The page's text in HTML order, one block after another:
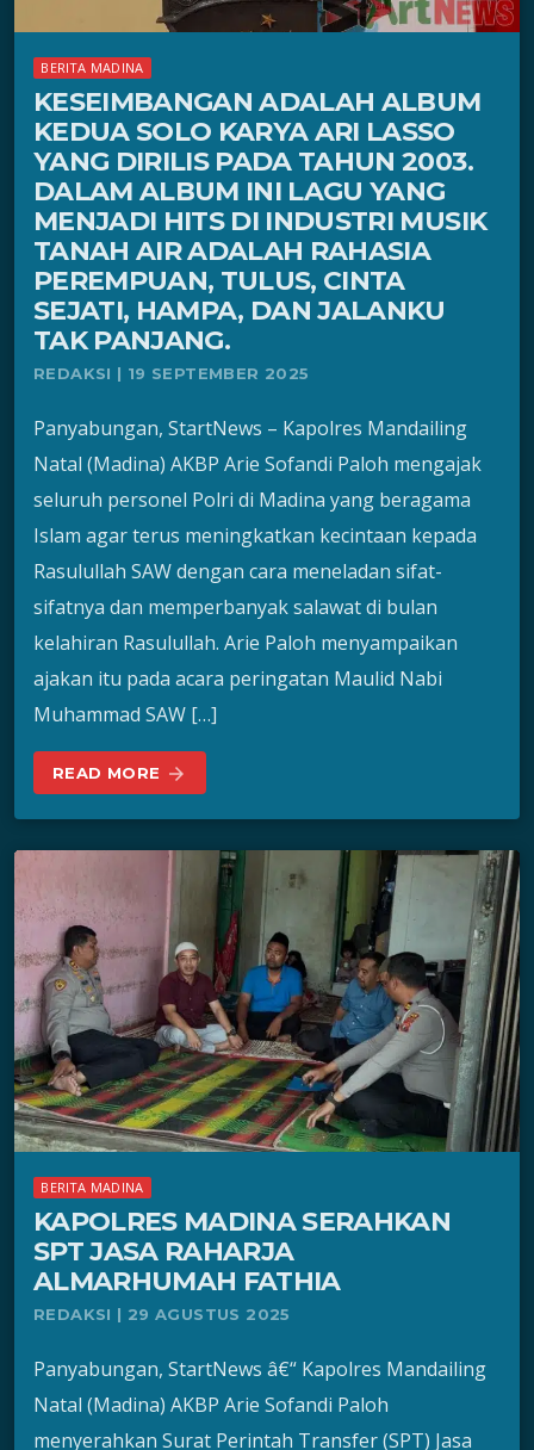
BERITA MADINA
KESEIMBANGAN ADALAH ALBUM
KEDUA SOLO KARYA ARI LASSO
YANG DIRILIS PADA TAHUN 2003.
DALAM ALBUM INI LAGU YANG
MENJADI HITS DI INDUSTRI MUSIK
TANAH AIR ADALAH RAHASIA
PEREMPUAN, TULUS, CINTA
SEJATI, HAMPA, DAN JALANKU
TAK PANJANG.
REDAKSI | 19 SEPTEMBER 2025
Panyabungan, StartNews – Kapolres Mandailing
Natal (Madina) AKBP Arie Sofandi Paloh mengajak
seluruh personel Polri di Madina yang beragama
Islam agar terus meningkatkan kecintaan kepada
Rasulullah SAW dengan cara meneladan sifat-
sifatnya dan memperbanyak salawat di bulan
kelahiran Rasulullah. Arie Paloh menyampaikan
ajakan itu pada acara peringatan Maulid Nabi
Muhammad SAW […]
READ MORE arrow_forward
BERITA MADINA
KAPOLRES MADINA SERAHKAN
SPT JASA RAHARJA
ALMARHUMAH FATHIA
REDAKSI | 29 AGUSTUS 2025
Panyabungan, StartNews â€“ Kapolres Mandailing
Natal (Madina) AKBP Arie Sofandi Paloh
menyerahkan Surat Perintah Transfer (SPT) Jasa